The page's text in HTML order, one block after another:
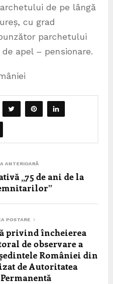
de pe lângă
cu grad
parchetului
apel – pensionare.
ANTERIOARĂ
„75 de ani de la
POSTARE
privind încheierea
de observare a
României din
de Autoritatea